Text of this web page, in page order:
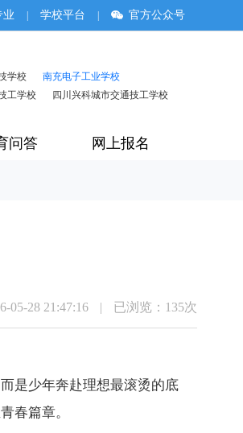
业 学校平台 官方公众号
学校
南充电子工业学校
工学校
四川兴科城市交通技工学校
问答 网上报名
05-28 21:47:16 | 已浏览： 135次
是少年奔赴理想最滚烫的底
春篇章。